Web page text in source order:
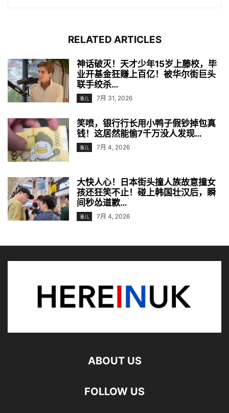
RELATED ARTICLES
神话破灭！天才少年15岁上藤校，毕
业开基金狂赚上百亿！被华尔街巨头
联手绞杀…
事儿 7月 31, 2026
笑喷，银行行长用小鸭子假钞掉包真
钱！这居然能偷7千万没人发现…
事儿 7月 4, 2026
大快人心！日本街头撞人族故意撞女
孩还狂笑不止！碰上韩国壮汉后，瞬
间秒怂道歉…
事儿 7月 4, 2026
ABOUT US
FOLLOW US